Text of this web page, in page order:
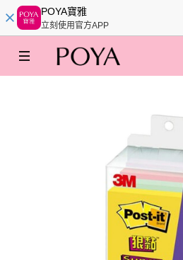
POYA寶雅
立刻使用官方APP